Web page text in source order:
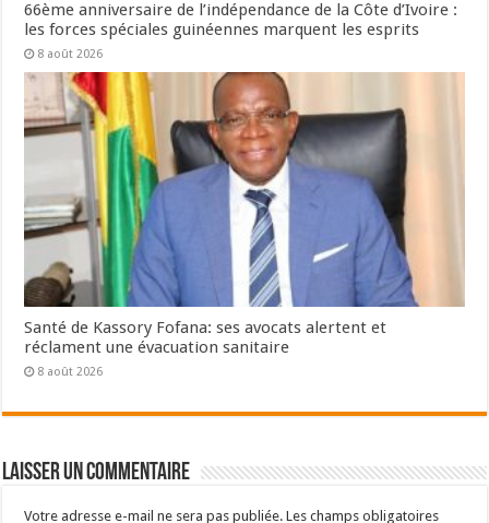
66ème anniversaire de l’indépendance de la Côte d’Ivoire :
les forces spéciales guinéennes marquent les esprits
8 août 2026
Santé de Kassory Fofana: ses avocats alertent et
réclament une évacuation sanitaire
8 août 2026
Laisser un commentaire
Votre adresse e-mail ne sera pas publiée. Les champs obligatoires